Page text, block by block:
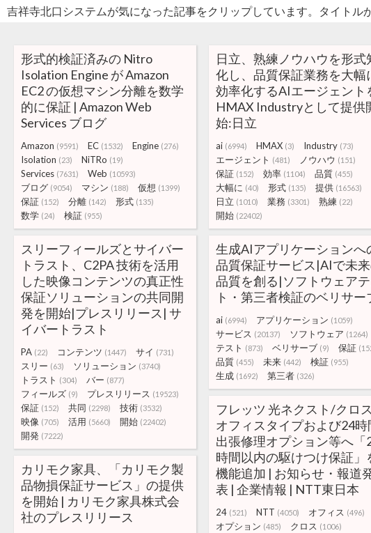
吉祥寺北口システムが気になった記事をクリップしています。タイト
形式的検証済みの Nitro
Isolation Engine が Amazon
EC2 の仮想マシン分離を数学
的に保証 | Amazon Web
Services ブログ
Amazon (9591) EC (1532) Engine (276)
Isolation (23) NiTRo (19)
Services (7631) Web (10593)
ブログ (9054) マシン (188) 仮想 (1399)
保証 (152) 分離 (142) 形式 (135)
数学 (24) 検証 (955)
日立、熟練ノウハウを形式
化し、品質保証業務を大幅
効率化するAIエージェント
HMAX Industryとして提供
始:日立
ai (6994) HMAX (3) Industry (73)
エージェント (481) ノウハウ (151)
保証 (152) 効率 (1104) 品質 (455)
大幅に (40) 形式 (135) 提供 (16563)
日立 (1010) 業務 (3301) 熟練 (22)
開始 (22402)
スリーフィールズとサイバー
トラスト、C2PA 技術を活用
した映像コンテンツの真正性
保証ソリューションの共同開
発を開始|プレスリリース| サ
イバートラスト
PA (22) コンテンツ (1447) サイ (731)
スリー (63) ソリューション (3740)
トラスト (304) バー (877)
フィールズ (9) プレスリリース (19523)
保証 (152) 共同 (2298) 技術 (3532)
映像 (705) 活用 (5660) 開始 (22402)
開発 (7222)
生成AIアプリケーションへ
品質保証サービス|AIで未
品質を創る|ソフトウェア
ト・第三者検証のベリサー
ai (6994) アプリケーション (1059)
サービス (20137) ソフトウェア (1264)
テスト (873) ベリサーブ (9) 保証
品質 (455) 未来 (442) 検証 (955)
生成 (1692) 第三者 (326)
フレッツ 光ネクスト/クロス
オフィスタイプおよび24時
出張修理オプション等へ「
時間以内の駆けつけ保証」
機能追加 | お知らせ・報道
表 | 企業情報 | NTT東日本
24 (521) NTT (4050) オフィス (496)
オプション (485) クロス (1006)
カリモク家具、「カリモク製
品物損保証サービス」の提供
を開始 | カリモク家具株式会
社のプレスリリース